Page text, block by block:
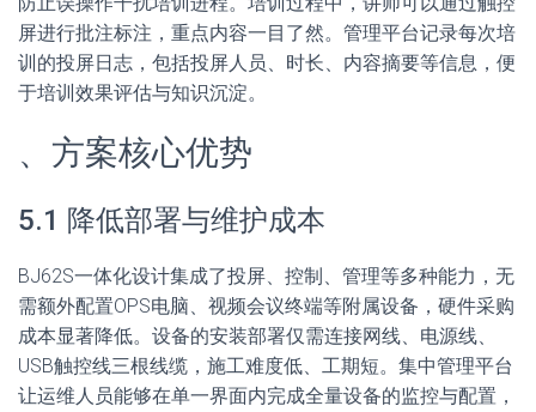
屏进行批注标注，重点内容一目了然。管理平台记录每次培
训的投屏日志，包括投屏人员、时长、内容摘要等信息，便
于培训效果评估与知识沉淀。
、方案核心优势
5.1 降低部署与维护成本
BJ62S一体化设计集成了投屏、控制、管理等多种能力，无
需额外配置OPS电脑、视频会议终端等附属设备，硬件采购
成本显著降低。设备的安装部署仅需连接网线、电源线、
USB触控线三根线缆，施工难度低、工期短。集中管理平台
让运维人员能够在单一界面内完成全量设备的监控与配置，